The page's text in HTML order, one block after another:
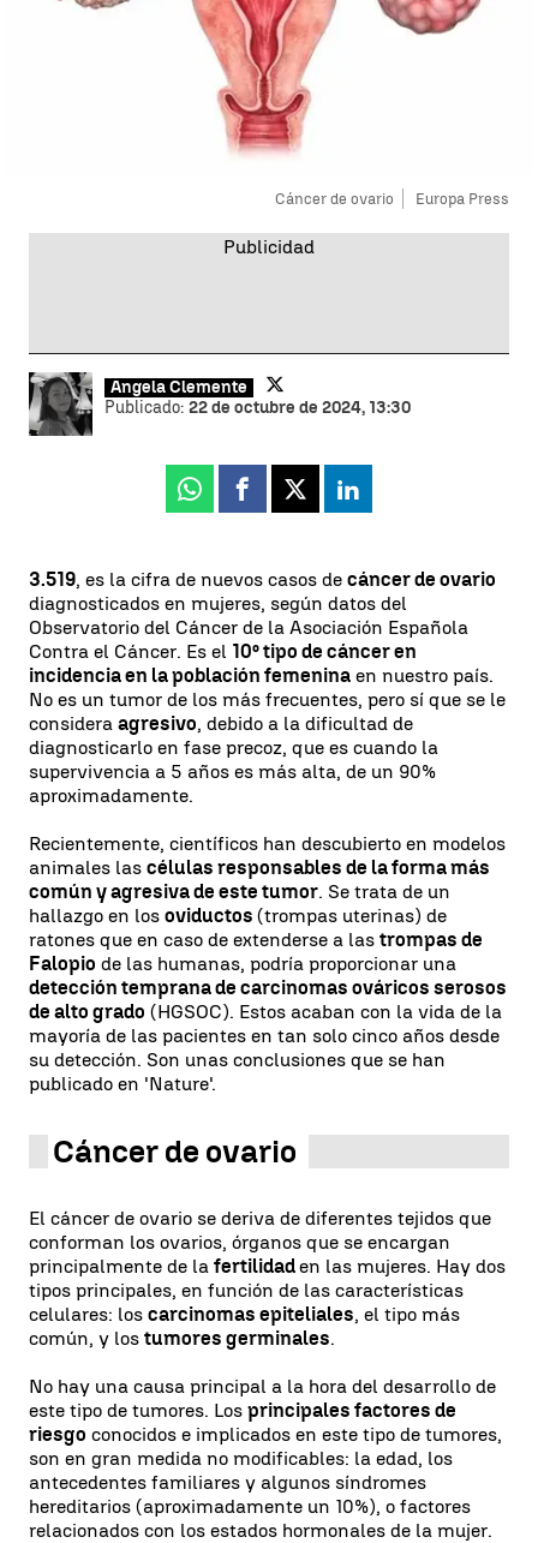
Cáncer de ovario Europa Press
Ángela Clemente
Publicado: 22 de octubre de 2024, 13:30
Whatsapp
Facebook
X Linkedin
3.519, es la cifra de nuevos casos de cáncer de ovario
diagnosticados en mujeres, según datos del
Observatorio del Cáncer de la Asociación Española
Contra el Cáncer. Es el 10º tipo de cáncer en
incidencia en la población femenina en nuestro país.
No es un tumor de los más frecuentes, pero sí que se le
considera agresivo, debido a la dificultad de
diagnosticarlo en fase precoz, que es cuando la
supervivencia a 5 años es más alta, de un 90%
aproximadamente.
Recientemente, científicos han descubierto en modelos
animales las células responsables de la forma más
común y agresiva de este tumor. Se trata de un
hallazgo en los oviductos (trompas uterinas) de
ratones que en caso de extenderse a las trompas de
Falopio de las humanas, podría proporcionar una
detección temprana de carcinomas ováricos serosos
de alto grado (HGSOC). Estos acaban con la vida de la
mayoría de las pacientes en tan solo cinco años desde
su detección. Son unas conclusiones que se han
publicado en 'Nature'.
Cáncer de ovario
El cáncer de ovario se deriva de diferentes tejidos que
conforman los ovarios, órganos que se encargan
principalmente de la fertilidaden las mujeres. Hay dos
tipos principales, en función de las características
celulares: los carcinomas epiteliales, el tipo más
común, y los tumores germinales.
No hay una causa principal a la hora del desarrollo de
este tipo de tumores. Los principales factores de
riesgo conocidos e implicados en este tipo de tumores,
son en gran medida no modificables: la edad, los
antecedentes familiares y algunos síndromes
hereditarios (aproximadamente un 10%), o factores
relacionados con los estados hormonales de la mujer.